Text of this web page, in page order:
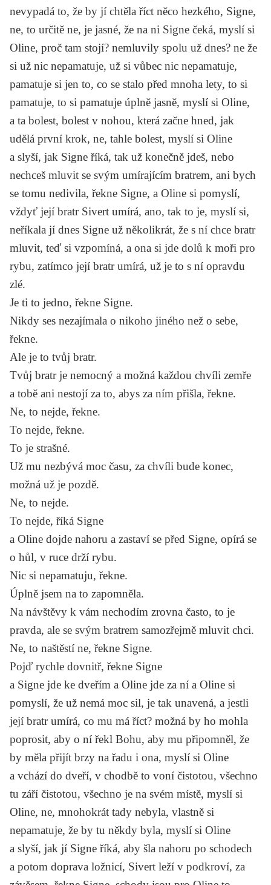
nevypadá to, že by jí chtěla říct něco hezkého, Signe,
ne, to určitě ne, je jasné, že na ni Signe čeká, myslí si
Oline, proč tam stojí? nemluvily spolu už dnes? ne že
si už nic nepamatuje, už si vůbec nic nepamatuje,
pamatuje si jen to, co se stalo před mnoha lety, to si
pamatuje, to si pamatuje úplně jasně, myslí si Oline,
a ta bolest, bolest v nohou, která začne hned, jak
udělá první krok, ne, tahle bolest, myslí si Oline
a slyší, jak Signe říká, tak už konečně jdeš, nebo
nechceš mluvit se svým umírajícím bratrem, ani bych
se tomu nedivila, řekne Signe, a Oline si pomyslí,
vždyť její bratr Sivert umírá, ano, tak to je, myslí si,
neříkala jí dnes Signe už několikrát, že s ní chce bratr
mluvit, teď si vzpomíná, a ona si jde dolů k moři pro
rybu, zatímco její bratr umírá, už je to s ní opravdu
zlé.
Je ti to jedno, řekne Signe.
Nikdy ses nezajímala o nikoho jiného než o sebe,
řekne.
Ale je to tvůj bratr.
Tvůj bratr je nemocný a možná každou chvíli zemře
a tobě ani nestojí za to, abys za ním přišla, řekne.
Ne, to nejde, řekne.
To nejde, řekne.
To je strašné.
Už mu nezbývá moc času, za chvíli bude konec,
možná už je pozdě.
Ne, to nejde.
To nejde, říká Signe
a Oline dojde nahoru a zastaví se před Signe, opírá se
o hůl, v ruce drží rybu.
Nic si nepamatuju, řekne.
Úplně jsem na to zapomněla.
Na návštěvy k vám nechodím zrovna často, to je
pravda, ale se svým bratrem samozřejmě mluvit chci.
Ne, to naštěstí ne, řekne Signe.
Pojď rychle dovnitř, řekne Signe
a Signe jde ke dveřím a Oline jde za ní a Oline si
pomyslí, že už nemá moc sil, je tak unavená, a jestli
její bratr umírá, co mu má říct? možná by ho mohla
poprosit, aby o ní řekl Bohu, aby mu připomněl, že
by měla přijít brzy na řadu i ona, myslí si Oline
a vchází do dveří, v chodbě to voní čistotou, všechno
tu září čistotou, všechno je na svém místě, myslí si
Oline, ne, mnohokrát tady nebyla, vlastně si
nepamatuje, že by tu někdy byla, myslí si Oline
a slyší, jak jí Signe říká, aby šla nahoru po schodech
a potom doprava ložnicí, Sivert leží v podkroví, za